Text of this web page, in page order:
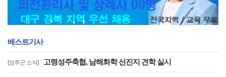
베스트기사
[성주군 소식] 고령성주축협, 남해화학 선진지 견학 실시